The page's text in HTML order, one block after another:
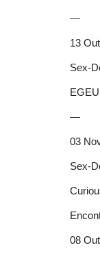
—
13
Sex-
—
03
Sex-
08